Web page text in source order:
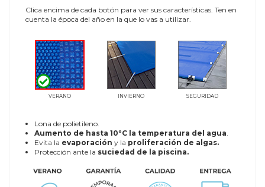
Clica encima de cada botón para ver sus características. Ten en
cuenta la época del año en la que lo vas a utilizar.
VERANO INVIERNO SEGURIDAD
Lona de polietileno.
Aumento de hasta 10ºC la temperatura del agua.
Evita la evaporación y la proliferación de algas.
Protección ante la suciedad de la piscina.